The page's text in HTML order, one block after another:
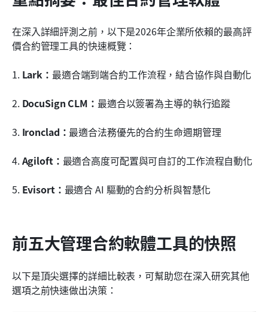
在深入詳細評測之前，以下是2026年企業所依賴的最高評
價合約管理工具的快速概覽：
1. Lark： 最適合端到端合約工作流程，結合協作與自動化
2. DocuSign CLM： 最適合以簽署為主導的執行追蹤
3. Ironclad： 最適合法務優先的合約生命週期管理
4. Agiloft： 最適合高度可配置與可自訂的工作流程自動化
5. Evisort： 最適合 AI 驅動的合約分析與智慧化
前五大管理合約軟體工具的快照
以下是頂尖選擇的詳細比較表，可幫助您在深入研究其他
選項之前快速做出決策：